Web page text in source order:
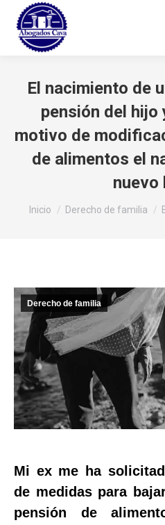
El nacimiento de
pensión del hijo
motivo de
de alimentos el
nuevo
Estás aquí:
Inicio Derecho de familia
Derecho de familia
Mi ex me ha
de medidas para
pensión de